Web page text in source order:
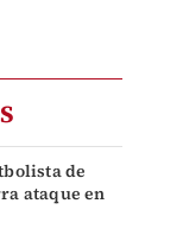
de
ataque en